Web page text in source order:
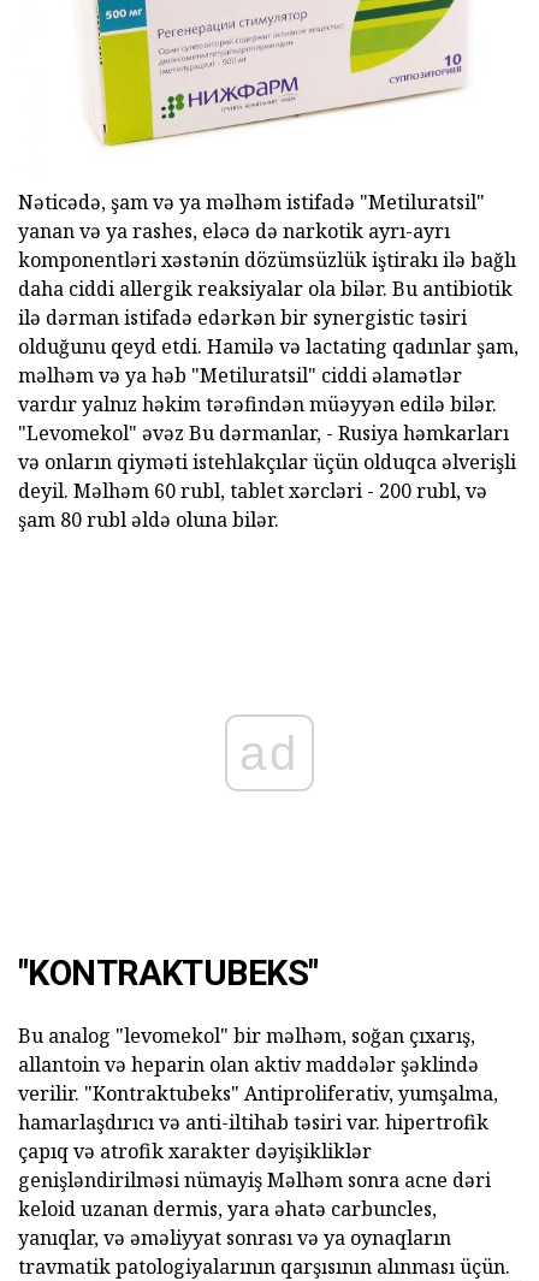
Nəticədə, şam və ya məlhəm istifadə "Metiluratsil"
yanan və ya rashes, eləcə də narkotik ayrı-ayrı
komponentləri xəstənin dözümsüzlük iştirakı ilə bağlı
daha ciddi allergik reaksiyalar ola bilər. Bu antibiotik
ilə dərman istifadə edərkən bir synergistic təsiri
olduğunu qeyd etdi. Hamilə və lactating qadınlar şam,
məlhəm və ya həb "Metiluratsil" ciddi əlamətlər
vardır yalnız həkim tərəfindən müəyyən edilə bilər.
"Levomekol" əvəz Bu dərmanlar, - Rusiya həmkarları
və onların qiyməti istehlakçılar üçün olduqca əlverişli
deyil. Məlhəm 60 rubl, tablet xərcləri - 200 rubl, və
şam 80 rubl əldə oluna bilər.
ad
"KONTRAKTUBEKS"
Bu analog "levomekol" bir məlhəm, soğan çıxarış,
allantoin və heparin olan aktiv maddələr şəklində
verilir. "Kontraktubeks" Antiproliferativ, yumşalma,
hamarlaşdırıcı və anti-iltihab təsiri var. hipertrofik
çapıq və atrofik xarakter dəyişikliklər
genişləndirilməsi nümayiş Məlhəm sonra acne dəri
keloid uzanan dermis, yara əhatə carbuncles,
yanıqlar, və əməliyyat sonrası və ya oynaqların
travmatik patologiyalarının qarşısının alınması üçün.